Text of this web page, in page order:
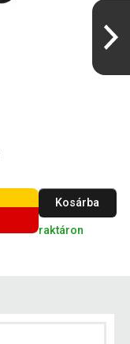
Kosárba
raktáron